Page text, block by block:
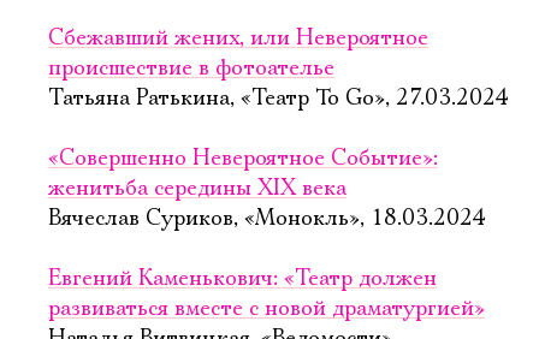
Сбежавший жених, или Невероятное
происшествие в фотоателье
Татьяна Ратькина, «Театр To Go», 27.03.2024
«Совершенно Невероятное Событие»:
женитьба середины XIX века
Вячеслав Суриков, «Монокль», 18.03.2024
Евгений Каменькович: «Театр должен
развиваться вместе с новой драматургией»